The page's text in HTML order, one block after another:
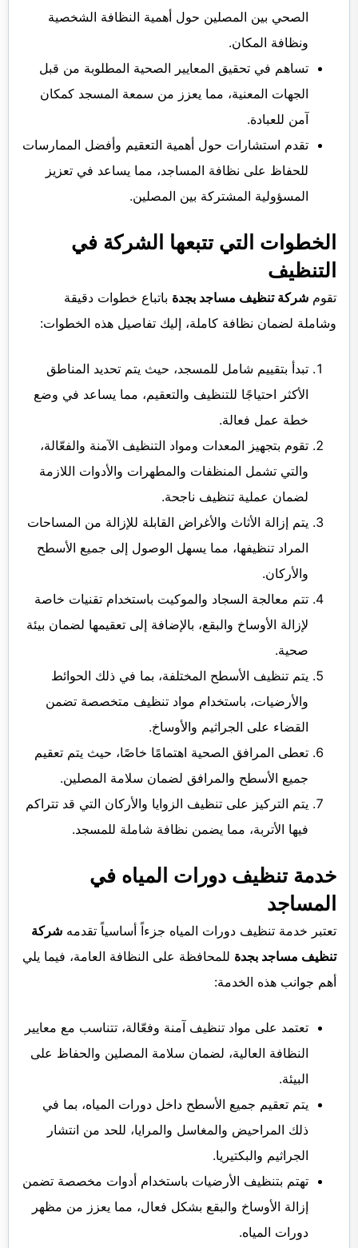
الصحي بين المصلين حول أهمية النظافة الشخصية
ونظافة المكان.
تساهم في تحقيق المعايير الصحية المطلوبة من قبل
الجهات المعنية، مما يعزز من سمعة المسجد كمكان
آمن للعبادة.
تقدم استشارات حول أهمية التعقيم وأفضل الممارسات
للحفاظ على نظافة المساجد، مما يساعد في تعزيز
المسؤولية المشتركة بين المصلين.
الخطوات التي تتبعها الشركة في
التنظيف
تقوم شركة تنظيف مساجد بجدة باتباع خطوات دقيقة
وشاملة لضمان نظافة كاملة، إليك تفاصيل هذه الخطوات:
تبدأ بتقييم شامل للمسجد، حيث يتم تحديد المناطق
الأكثر احتياجًا للتنظيف والتعقيم، مما يساعد في وضع
خطة عمل فعالة.
تقوم بتجهيز المعدات ومواد التنظيف الآمنة والفعّالة،
والتي تشمل المنظفات والمطهرات والأدوات اللازمة
لضمان عملية تنظيف ناجحة.
يتم إزالة الأثاث والأغراض القابلة للإزالة من المساحات
المراد تنظيفها، مما يسهل الوصول إلى جميع الأسطح
والأركان.
تتم معالجة السجاد والموكيت باستخدام تقنيات خاصة
لإزالة الأوساخ والبقع، بالإضافة إلى تعقيمها لضمان بيئة
صحية.
يتم تنظيف الأسطح المختلفة، بما في ذلك الحوائط
والأرضيات، باستخدام مواد تنظيف متخصصة تضمن
القضاء على الجراثيم والأوساخ.
تعطى المرافق الصحية اهتمامًا خاصًا، حيث يتم تعقيم
جميع الأسطح والمرافق لضمان سلامة المصلين.
يتم التركيز على تنظيف الزوايا والأركان التي قد تتراكم
فيها الأتربة، مما يضمن نظافة شاملة للمسجد.
خدمة تنظيف دورات المياه في
المساجد
تعتبر خدمة تنظيف دورات المياه جزءاً أساسياً تقدمه شركة
تنظيف مساجد بجدة للمحافظة على النظافة العامة، فيما يلي
أهم جوانب هذه الخدمة:
تعتمد على مواد تنظيف آمنة وفعّالة، تتناسب مع معايير
النظافة العالية، لضمان سلامة المصلين والحفاظ على
البيئة.
يتم تعقيم جميع الأسطح داخل دورات المياه، بما في
ذلك المراحيض والمغاسل والمرايا، للحد من انتشار
الجراثيم والبكتيريا.
تهتم بتنظيف الأرضيات باستخدام أدوات مخصصة تضمن
إزالة الأوساخ والبقع بشكل فعال، مما يعزز من مظهر
دورات المياه.